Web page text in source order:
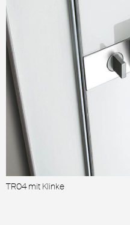
TR04 mit Klinke